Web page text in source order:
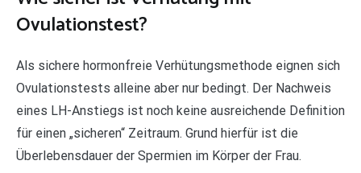
Ovulationstest?
Als sichere hormonfreie Verhütungsmethode eignen sich
Ovulationstests alleine aber nur bedingt. Der Nachweis
eines LH-Anstiegs ist noch keine ausreichende Definition
für einen „sicheren“ Zeitraum. Grund hierfür ist die
Überlebensdauer der Spermien im Körper der Frau.